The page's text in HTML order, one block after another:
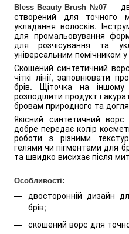
Bless Beauty Brush №07—
створений для точного
укладання волосків.
для промальовування
для розчісування та
універсальним помічником
Скошений синтетичний
чіткі лінії, заповнювати
брів. Щіточка на іншому
розподілити продукт і
бровам природного та
Якісний синтетичний ворс
добре передає колір
роботи з різними
гелями чи пігментами для
та швидко висихає після
Особливості:
двосторонній дизайн
брів;
скошений ворс для